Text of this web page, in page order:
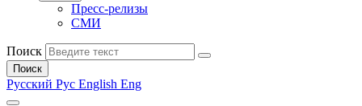
Пресс-релизы
СМИ
Поиск
Поиск
Русский Рус English Eng